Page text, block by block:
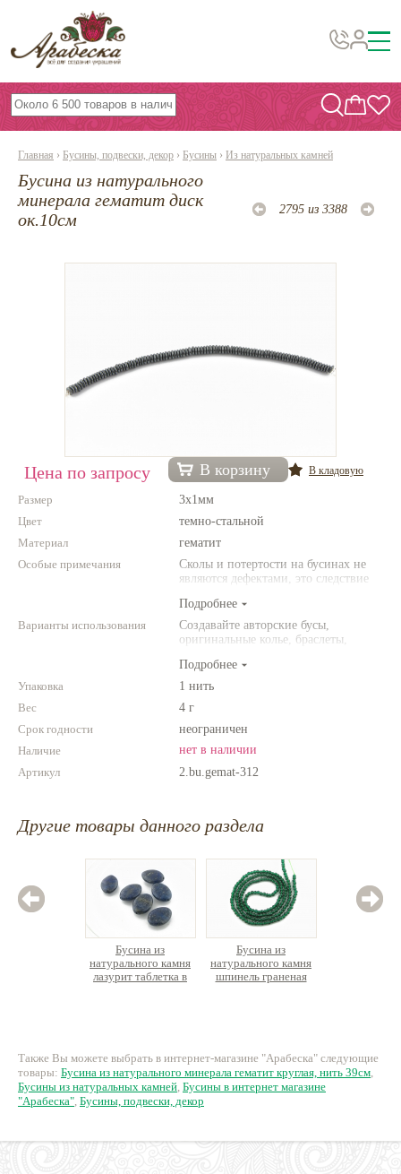
Бусины, подвески, декор
Бисер
Фурнитура
Проволока
Инструменты и материалы
По темам и сезонам
Бисер TOHO
Всё для вышивки
Проволока
Натуральные камни
Фотофорум
Главная › Бусины, подвески, декор › Бусины › Из натуральных камней
Бусина из натурального
минерала гематит диск
ок.10см
2795 из 3388
Цена по запросу В корзину В кладовую
Размер
3х1мм
Цвет
темно-стальной
Материал
гематит
Особые примечания
Сколы и потертости на бусинах не
являются дефектами, это следствие
природного камня. Цвет и размер
товара может отличаться от
представленных на фото.
Подробнее
Варианты использования
Создавайте авторские бусы,
оригинальные колье, браслеты,
Комбинируйте различные цвета и
размеры. Фантазируйте!
Подробнее
Упаковка
1 нить
Вес
4 г
Срок годности
неограничен
Наличие
нет в наличии
Артикул
2.bu.gemat-312
Другие товары данного раздела
Бусина из
натурального камня
лазурит таблетка в
Бусина из
натурального камня
шпинель граненая
Также Вы можете выбрать в интернет-магазине "Арабеска" следующие
товары: Бусина из натурального минерала гематит круглая, нить 39см,
Бусины из натуральных камней, Бусины в интернет магазине
"Арабеска", Бусины, подвески, декор